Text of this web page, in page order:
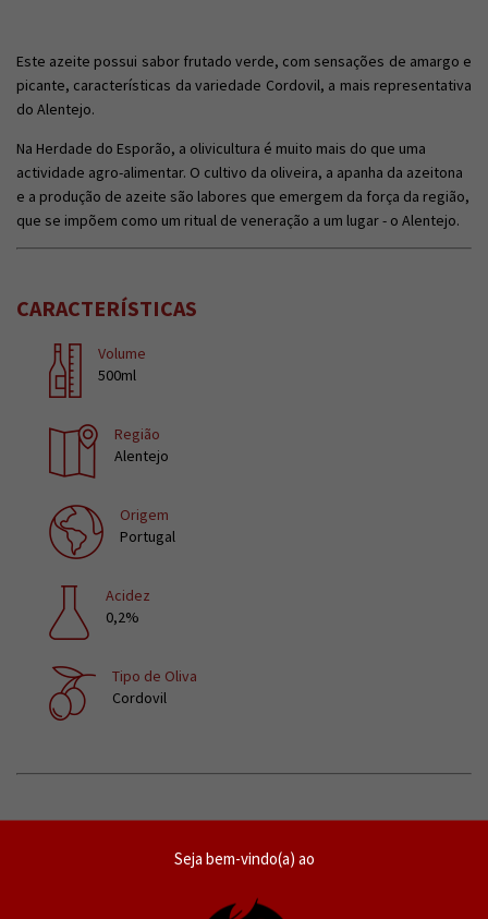
Seja bem-vindo(a) ao
Este azeite possui sabor frutado verde, com sensações de amargo e
picante, características da variedade Cordovil, a mais representativa
do Alentejo.
Na Herdade do Esporão, a olivicultura é muito mais do que uma
actividade agro-alimentar. O cultivo da oliveira, a apanha da azeitona
e a produção de azeite são labores que emergem da força da região,
que se impõem como um ritual de veneração a um lugar - o Alentejo.
CARACTERÍSTICAS
Volume
500ml
Região
Alentejo
Origem
Portugal
Acidez
0,2%
Tipo de Oliva
Cordovil
As azeitonas são transportadas separadas por variedades e